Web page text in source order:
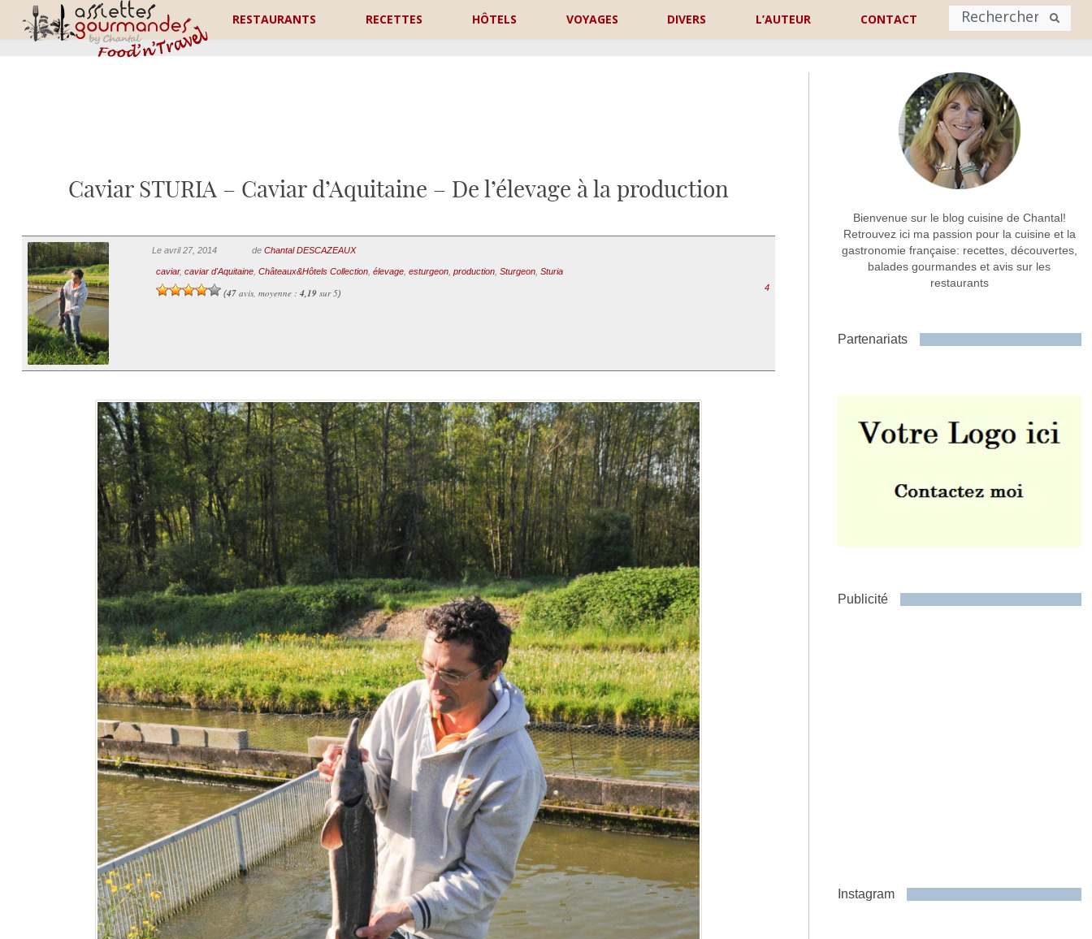
RESTAURANTS RECETTES HÔTELS VOYAGES DIVERS L’AUTEUR CONTACT
Nom
Commentaire ou message *
Caviar STURIA – Caviar d’Aquitaine – De l’élevage à la production
Le avril 27, 2014 de Chantal DESCAZEAUX
caviar, caviar d'Aquitaine, Châteaux&Hôtels Collection, élevage, esturgeon, production, Sturgeon, Sturia
(47avis, moyenne : 4,19sur 5)
4
Bienvenue sur le blog cuisine de Chantal!
Retrouvez ici ma passion pour la cuisine et la
gastronomie française: recettes, découvertes,
balades gourmandes et avis sur les
restaurants
Partenariats
Publicité
Instagram